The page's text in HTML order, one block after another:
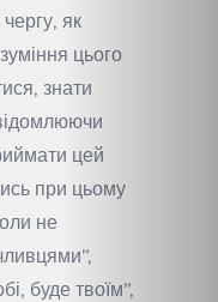
як
цього
знати
цей
при цьому
не
буде твоїм”,